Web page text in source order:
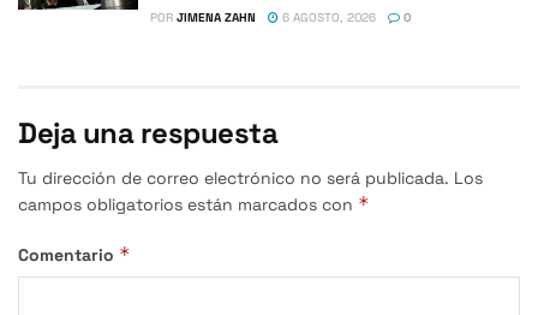
POR JIMENA ZAHN 6 AGOSTO, 2026 0
Deja una respuesta
Tu dirección de correo electrónico no será publicada. Los
campos obligatorios están marcados con *
Comentario *